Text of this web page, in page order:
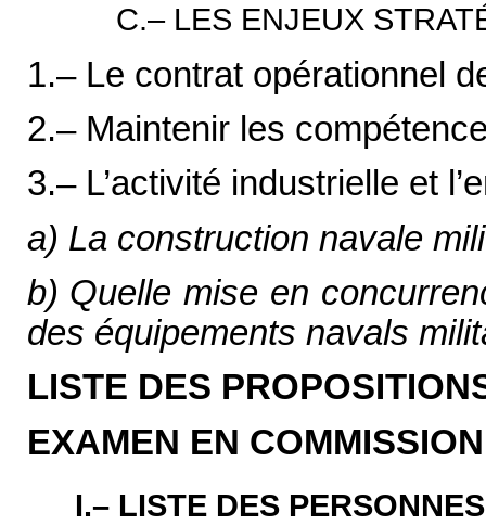
C.– LES ENJEUX
1.– Le contrat opérationnel
2.– Maintenir les
3.– L’activité industrielle et
a) La construction navale
b) Quelle mise en
des équipements navals
LISTE DES
EXAMEN EN COMMISSION
I.– LISTE DES